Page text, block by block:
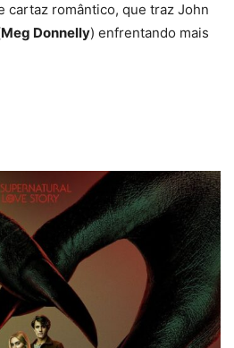
cartaz romântico, que traz John
Meg Donnelly) enfrentando mais